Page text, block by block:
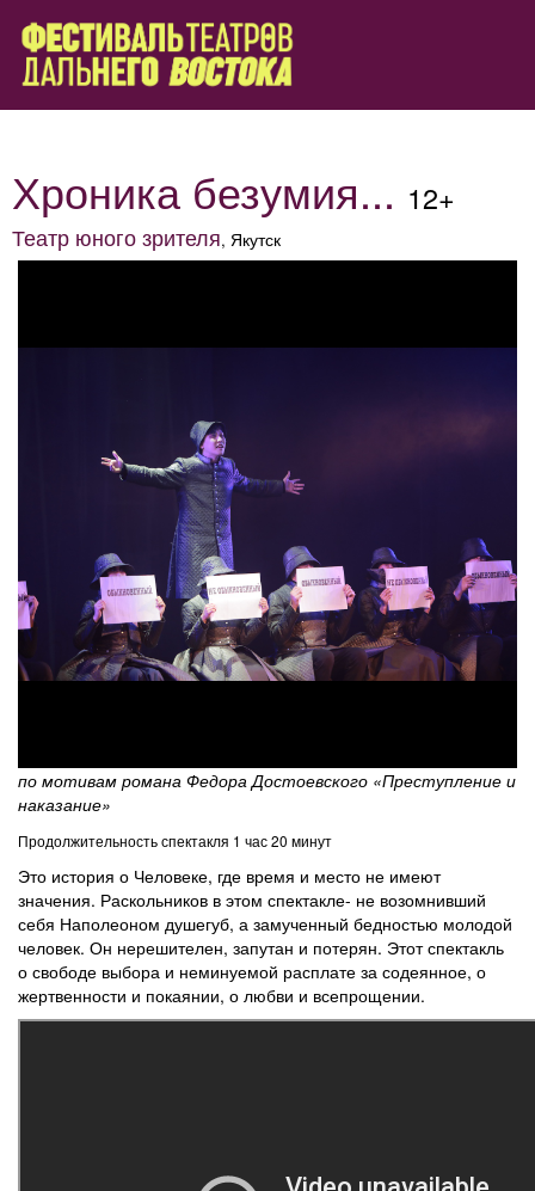
Хроника безумия... 12+
Театр юного зрителя, Якутск
по мотивам романа Федора Достоевского «Преступление и
наказание»
Продолжительность спектакля 1 час 20 минут
Это история о Человеке, где время и место не имеют
значения. Раскольников в этом спектакле- не возомнивший
себя Наполеоном душегуб, а замученный бедностью молодой
человек. Он нерешителен, запутан и потерян. Этот спектакль
о свободе выбора и неминуемой расплате за содеянное, о
жертвенности и покаянии, о любви и всепрощении.